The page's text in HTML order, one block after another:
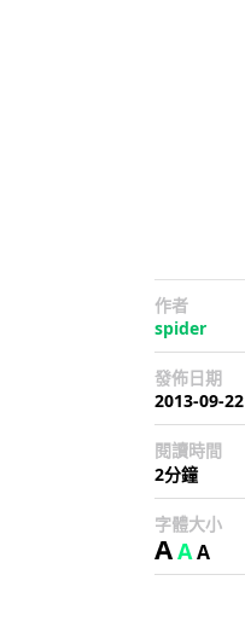
作者
spider
發佈日期
2013-09-22
閱讀時間
2分鐘
字體大小
AAA